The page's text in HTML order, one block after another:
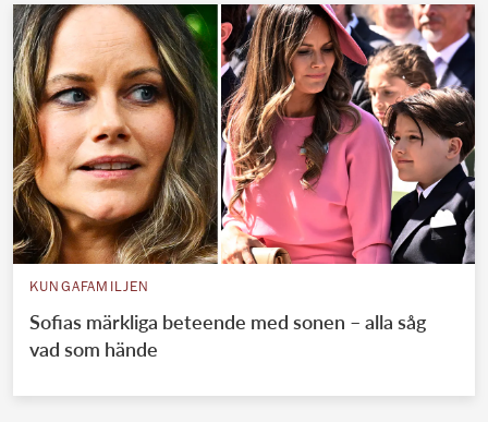
KUNGAFAMILJEN
Sofias märkliga beteende med sonen – alla såg
vad som hände